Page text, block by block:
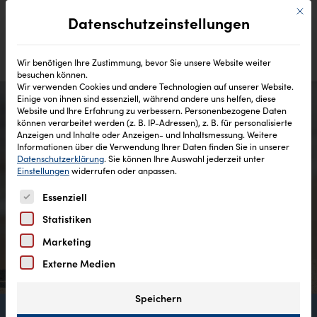
Mit
Datenschutzeinstellungen
Wir benötigen Ihre Zustimmung, bevor Sie unsere Website weiter
besuchen können.
Wir verwenden Cookies und andere Technologien auf unserer Website.
Einige von ihnen sind essenziell, während andere uns helfen, diese
Website und Ihre Erfahrung zu verbessern. Personenbezogene Daten
können verarbeitet werden (z. B. IP-Adressen), z. B. für personalisierte
Anzeigen und Inhalte oder Anzeigen- und Inhaltsmessung. Weitere
Informationen über die Verwendung Ihrer Daten finden Sie in unserer
Datenschutzerklärung. Sie können Ihre Auswahl jederzeit unter
Einstellungenwiderrufen oder anpassen.
Es folgt eine Liste der Service-Gruppen, für die eine
Essenziell
Statistiken
Marketing
Externe Medien
Speichern